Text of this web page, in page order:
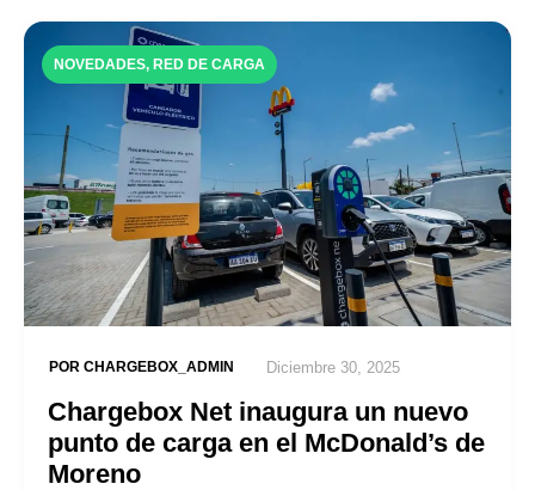
NOVEDADES, RED DE CARGA
POR CHARGEBOX_ADMIN Diciembre 30, 2025
Chargebox Net inaugura un nuevo
punto de carga en el McDonald’s de
Moreno